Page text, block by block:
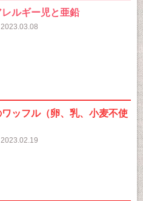
ルギー児と亜鉛
2023.03.08
ッフル（卵、乳、小麦不使
2023.02.19